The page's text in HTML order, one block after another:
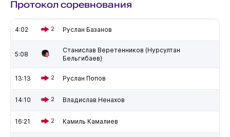
Протокол соревнования
4:02 2 Руслан Базанов
5:08
Станислав Веретенников (Нурсултан
Бельгибаев)
13:13 2 Руслан Попов
14:10 2 Владислав Ненахов
16:21 2 Камиль Камалиев